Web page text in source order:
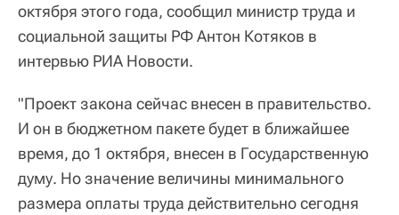
октября этого года, сообщил министр труда и
социальной защиты РФ Антон Котяков в
интервью РИА Новости.
"Проект закона сейчас внесен в правительство.
И он в бюджетном пакете будет в ближайшее
время, до 1 октября, внесен в Государственную
думу. Но значение величины минимального
размера оплаты труда действительно сегодня